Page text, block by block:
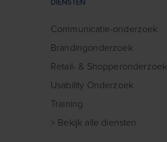
DIENSTEN
Communicatie-onderzoek
Brandingonderzoek
Retail- & Shopperonderzoek
Usability Onderzoek
Training
> Bekijk alle diensten